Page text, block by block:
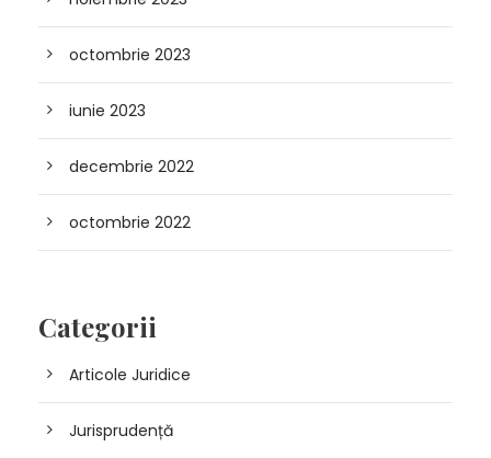
octombrie 2023
iunie 2023
decembrie 2022
octombrie 2022
Categorii
Articole Juridice
Jurisprudență